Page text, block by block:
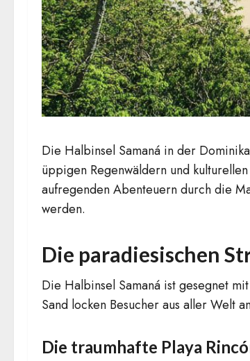
Die Halbinsel Samaná in der
üppigen Regenwäldern und
aufregenden Abenteuern durch die
werden.
Die paradiesischen
Die Halbinsel Samaná ist gesegnet
Sand locken Besucher aus aller Welt
Die traumhafte Playa